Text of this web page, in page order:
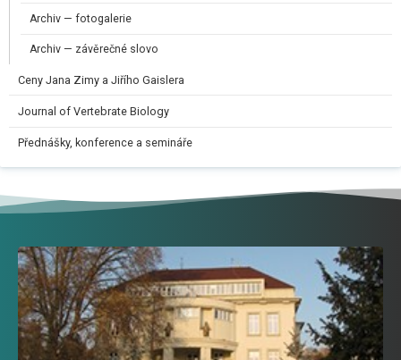
Archiv — fotogalerie
Archiv — závěrečné slovo
Ceny Jana Zimy a Jiřího Gaislera​
Journal of Vertebrate Biology
Přednášky, konference a semináře